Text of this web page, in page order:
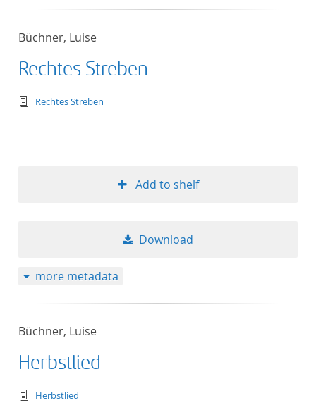
Büchner, Luise
Rechtes Streben
text/tg.edition+tg.aggregation+xml
Rechtes Streben
Add to shelf
Download
more metadata
Büchner, Luise
Herbstlied
text/tg.edition+tg.aggregation+xml
Herbstlied